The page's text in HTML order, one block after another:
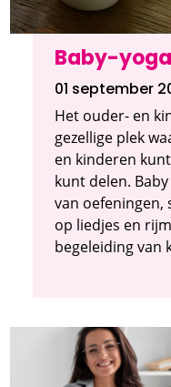
Baby-yoga
01 september
Het ouder- en
gezellige plek
en kinderen
kunt delen.
van oefeningen,
op liedjes en
begeleiding van